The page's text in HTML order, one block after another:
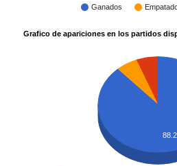
Ganados
Grafico de apariciones en los partidos